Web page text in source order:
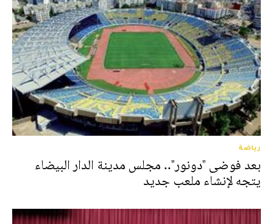
رياضة
بعد فوضى "دونور".. مجلس مدينة الدار البيضاء
يتجه لإنشاء ملعب جديد